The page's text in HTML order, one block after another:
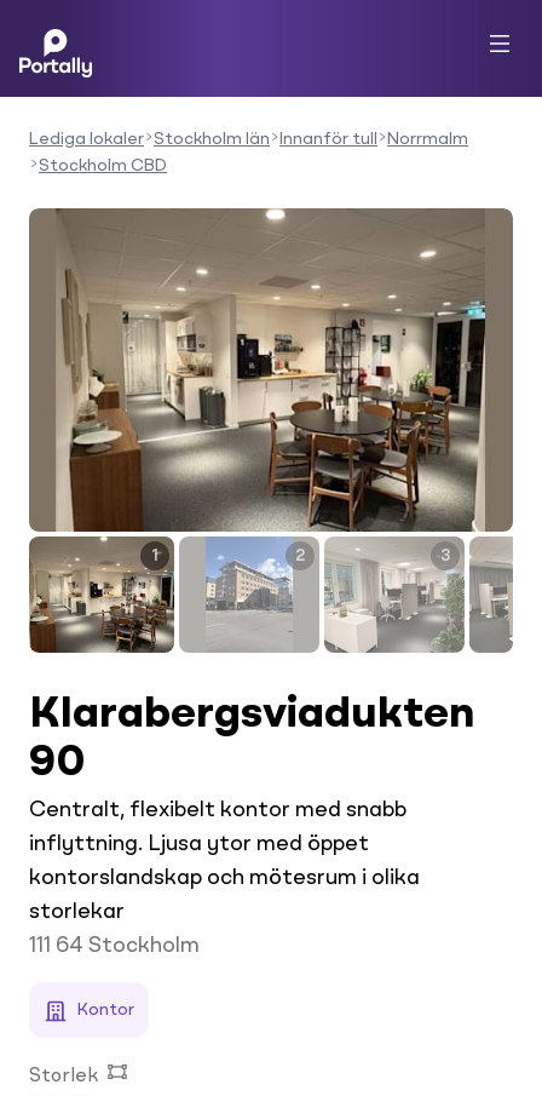
Lediga lokaler Stockholm län Innanför tull
Norrmalm
Stockholm CBD
1 2 3
Klarabergsviadukten
90
Centralt, flexibelt kontor med snabb
inflyttning. Ljusa ytor med öppet
kontorslandskap och mötesrum i olika
storlekar
111 64 Stockholm
Kontor
Storlek